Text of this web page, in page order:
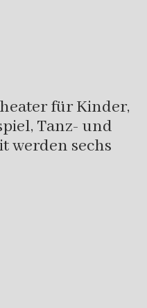
für Kinder,
Tanz- und
werden sechs